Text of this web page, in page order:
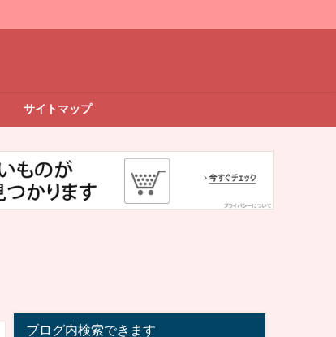
サイトマップ
ブログ内検索できます